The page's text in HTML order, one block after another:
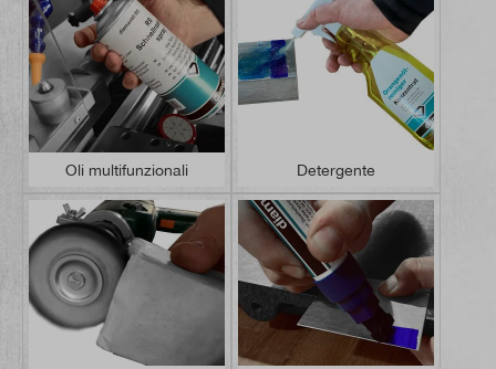
Oli multifunzionali Detergente